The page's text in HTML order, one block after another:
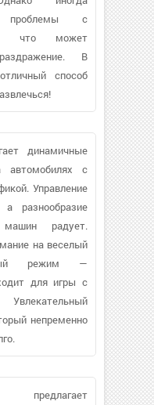
проблемы с
что может
В
способ
динамичные
автомобилях с
Управление
а разнообразие
радует.
на веселый
режим —
для игры с
непременно